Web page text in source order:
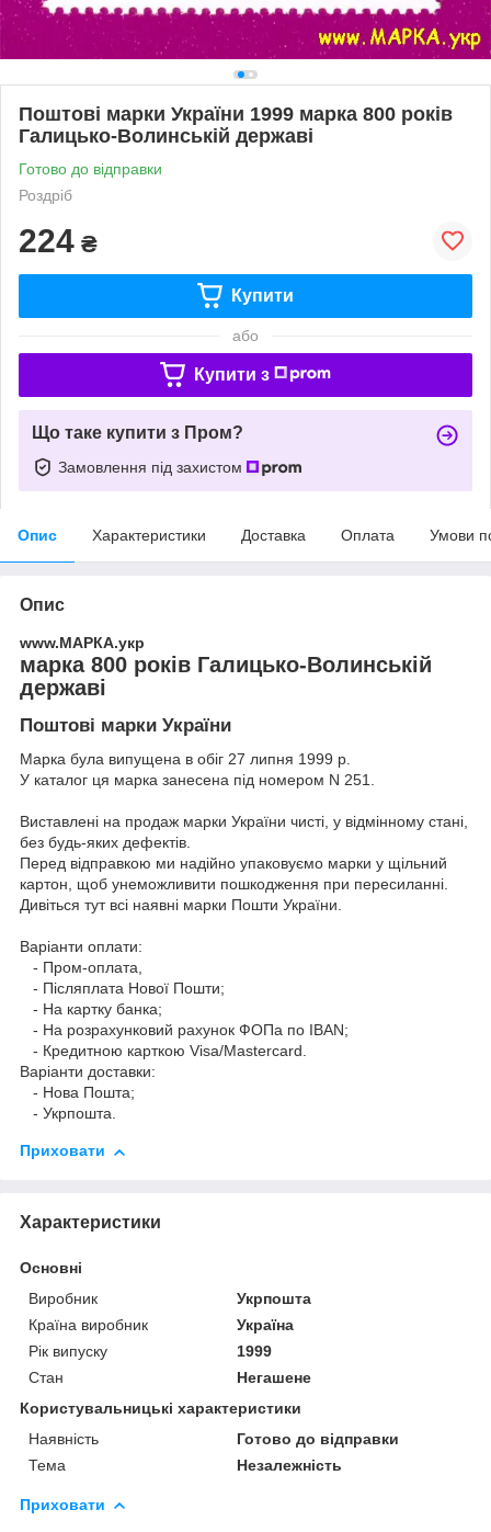
Поштові марки України 1999 марка 800 років
Галицько-Волинській державі
Готово до відправки
Роздріб
224 ₴
Купити
або
Купити з
Що таке купити з Пром?
Замовлення під захистом
Опис Характеристики Доставка Оплата Умови
Опис
www.МАРКА.укр
марка 800 років Галицько-Волинській
державі
Поштові марки України
Марка була випущена в обіг 27 липня 1999 р.
У каталог ця марка занесена під номером N 251.
Виставлені на продаж марки України чисті, у відмінному стані,
без будь-яких дефектів.
Перед відправкою ми надійно упаковуємо марки у щільний
картон, щоб унеможливити пошкодження при пересиланні.
Дивіться тут всі наявні марки Пошти України.
Варіанти оплати:
- Пром-оплата,
- Післяплата Нової Пошти;
- На картку банка;
- На розрахунковий рахунок ФОПа по IBAN;
- Кредитною карткою Visa/Mastercard.
Варіанти доставки:
- Нова Пошта;
- Укрпошта.
Приховати
Характеристики
Основні
Виробник
Укрпошта
Країна виробник
Україна
Рік випуску
1999
Стан
Негашене
Користувальницькі характеристики
Наявність
Готово до відправки
Тема
Незалежність
Приховати